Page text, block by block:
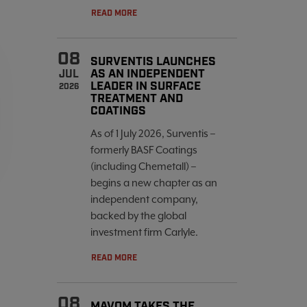
READ MORE
08
JUL
2026
SURVENTIS LAUNCHES
AS AN INDEPENDENT
LEADER IN SURFACE
TREATMENT AND
COATINGS
As of 1 July 2026, Surventis –
formerly BASF Coatings
(including Chemetall) –
begins a new chapter as an
independent company,
backed by the global
investment firm Carlyle.
READ MORE